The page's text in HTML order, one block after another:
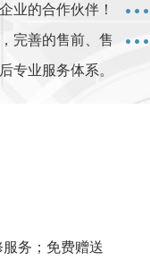
业的合作伙伴！
完善的售前、售
专业服务体系。
务；免费赠送